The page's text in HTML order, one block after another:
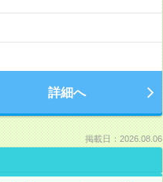
詳細へ
掲載日：2026.08.06